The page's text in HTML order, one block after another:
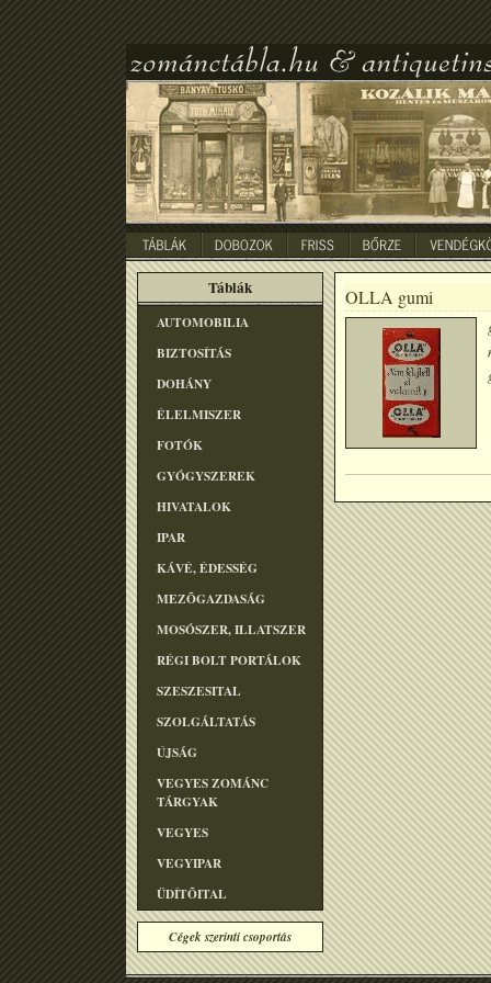
Táblák
AUTOMOBILIA
BIZTOSÍTÁS
DOHÁNY
ÉLELMISZER
FOTÓK
GYÓGYSZEREK
HIVATALOK
IPAR
KÁVÉ, ÉDESSÉG
MEZÕGAZDASÁG
MOSÓSZER, ILLATSZER
RÉGI BOLT PORTÁLOK
SZESZESITAL
SZOLGÁLTATÁS
ÚJSÁG
VEGYES ZOMÁNC
TÁRGYAK
VEGYES
VEGYIPAR
ÜDÍTÕITAL
Cégek szerinti csoportás
OLLA gumi